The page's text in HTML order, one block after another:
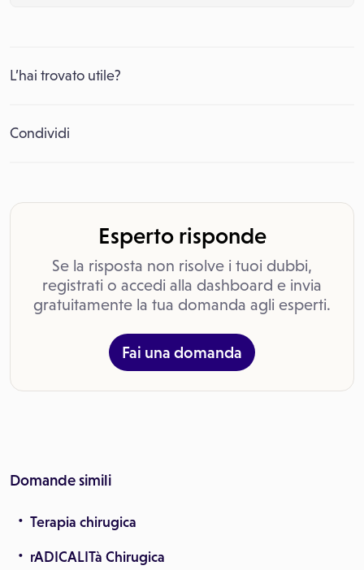
L’hai trovato utile?
Condividi
Esperto risponde
Se la risposta non risolve i tuoi dubbi,
registrati o accedi alla dashboard e invia
gratuitamente la tua domanda agli esperti.
Fai una domanda
Domande simili
Terapia chirugica
rADICALITà Chirugica